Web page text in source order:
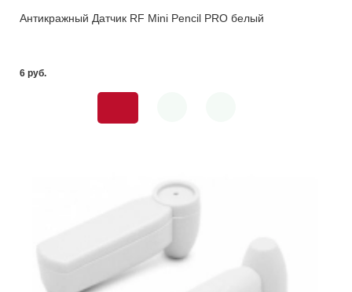
Антикражный Датчик RF Mini Pencil PRO белый
6 pуб.